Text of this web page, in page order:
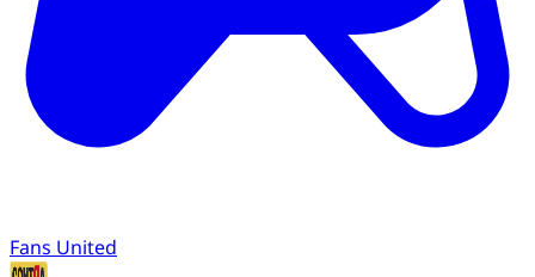
Fans United